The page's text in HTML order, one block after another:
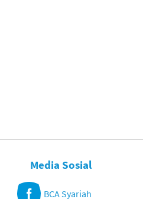
Media Sosial
BCA Syariah